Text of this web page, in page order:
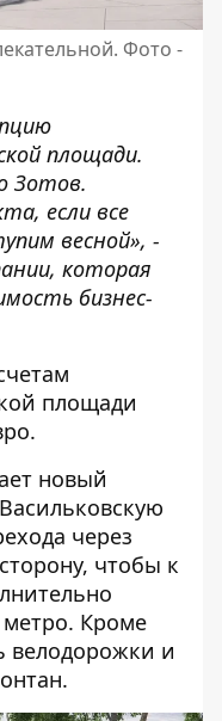
Фото -
площади.
Зотов.
если все
весной», -
которая
бизнес-
площади
новый
через
чтобы к
Кроме
велодорожки и